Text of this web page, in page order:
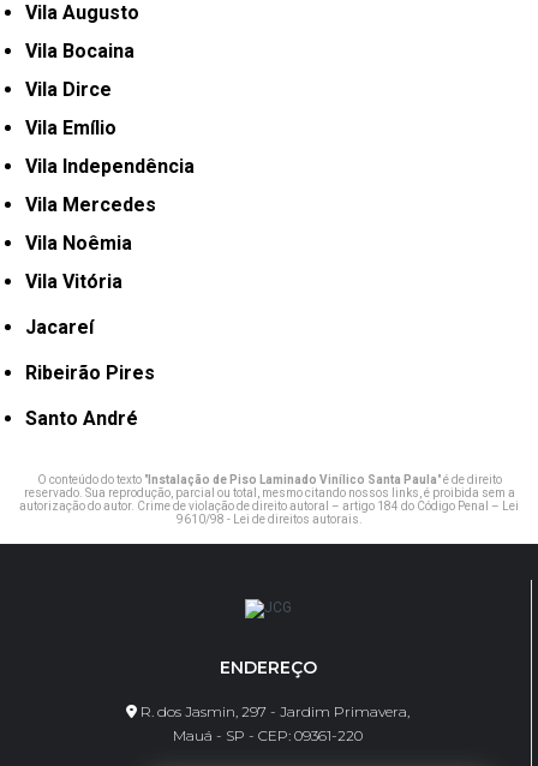
Vila Augusto
Vila Bocaina
Vila Dirce
Vila Emílio
Vila Independência
Vila Mercedes
Vila Noêmia
Vila Vitória
Jacareí
Ribeirão Pires
Santo André
O conteúdo do texto "Instalação de Piso Laminado Vinílico Santa Paula" é de direito
reservado. Sua reprodução, parcial ou total, mesmo citando nossos links, é proibida sem a
autorização do autor. Crime de violação de direito autoral – artigo 184 do Código Penal –
Lei
9610/98 - Lei de direitos autorais
ENDEREÇO
R. dos Jasmin, 297 - Jardim Primavera,
Mauá - SP - CEP: 09361-220